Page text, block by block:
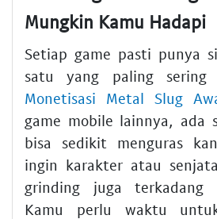
Mungkin Kamu Hadapi
Setiap game pasti punya
satu yang paling sering
Monetisasi Metal Slug
game mobile lainnya, ada
bisa sedikit menguras
ingin karakter atau
grinding juga terkadang
Kamu perlu waktu